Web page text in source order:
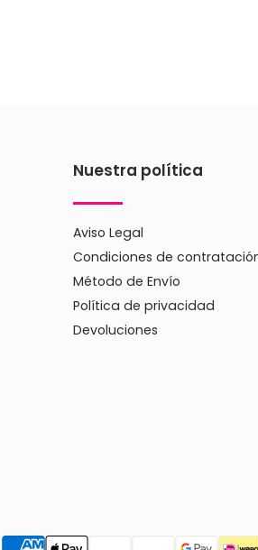
Nuestra política
Aviso Legal
Condiciones de
Método de Envío
Política de privacidad
Devoluciones